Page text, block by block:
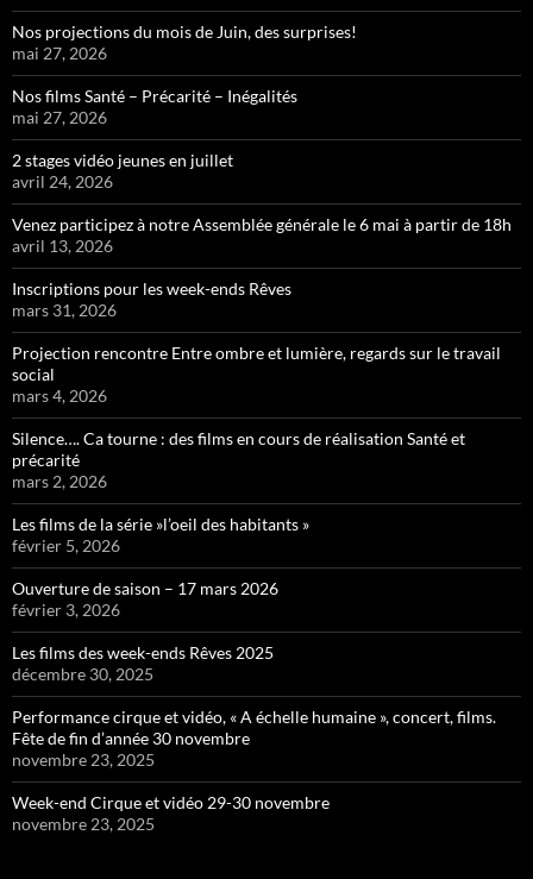
Nos projections du mois de Juin, des surprises!
mai 27, 2026
Nos films Santé – Précarité – Inégalités
mai 27, 2026
2 stages vidéo jeunes en juillet
avril 24, 2026
Venez participez à notre Assemblée générale le 6 mai à partir de 18h
avril 13, 2026
Inscriptions pour les week-ends Rêves
mars 31, 2026
Projection rencontre Entre ombre et lumière, regards sur le travail
social
mars 4, 2026
Silence…. Ca tourne : des films en cours de réalisation Santé et
précarité
mars 2, 2026
Les films de la série »l’oeil des habitants »
février 5, 2026
Ouverture de saison – 17 mars 2026
février 3, 2026
Les films des week-ends Rêves 2025
décembre 30, 2025
Performance cirque et vidéo, « A échelle humaine », concert, films.
Fête de fin d’année 30 novembre
novembre 23, 2025
Week-end Cirque et vidéo 29-30 novembre
novembre 23, 2025